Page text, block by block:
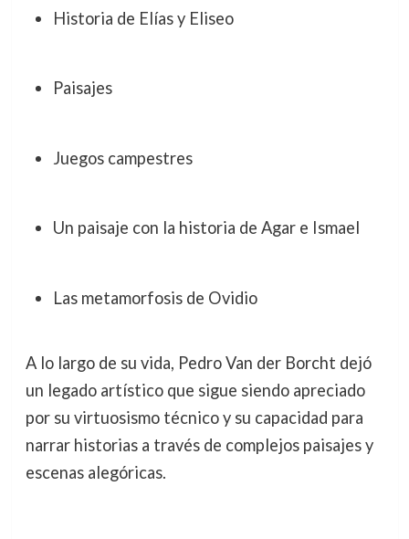
Historia de Elías y Eliseo
Paisajes
Juegos campestres
Un paisaje con la historia de Agar e Ismael
Las metamorfosis de Ovidio
A lo largo de su vida, Pedro Van der Borcht dejó
un legado artístico que sigue siendo apreciado
por su virtuosismo técnico y su capacidad para
narrar historias a través de complejos paisajes y
escenas alegóricas.